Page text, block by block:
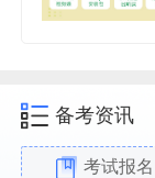
备考资讯
考试报名